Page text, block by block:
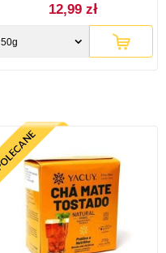
12,99 zł
50g